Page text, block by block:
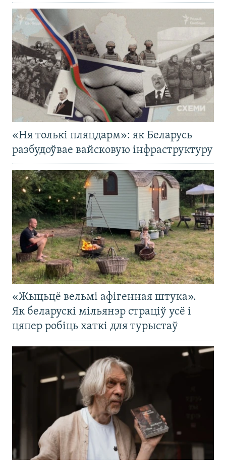
«Ня толькі пляцдарм»: як Беларусь
разбудоўвае вайсковую інфраструктуру
«Жыцьцё вельмі афігенная штука».
Як беларускі мільянэр страціў усё і
цяпер робіць хаткі для турыстаў